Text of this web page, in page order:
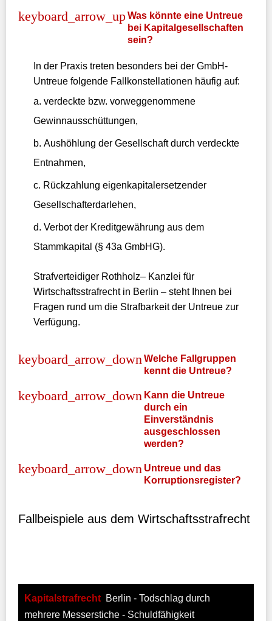
Was könnte eine Untreue
bei Kapitalgesellschaften
sein?
In der Praxis treten besonders bei der GmbH-
Untreue folgende Fallkonstellationen häufig auf:
verdeckte bzw. vorweggenommene
Gewinnausschüttungen,
Aushöhlung der Gesellschaft durch verdeckte
Entnahmen,
Rückzahlung eigenkapitalersetzender
Gesellschafterdarlehen,
Verbot der Kreditgewährung aus dem
Stammkapital (§ 43a GmbHG).
Strafverteidiger Rothholz– Kanzlei für
Wirtschaftsstrafrecht in Berlin – steht Ihnen bei
Fragen rund um die Strafbarkeit der Untreue zur
Verfügung.
Welche Fallgruppen
kennt die Untreue?
Kann die Untreue
durch ein
Einverständnis
ausgeschlossen
werden?
Untreue und das
Korruptionsregister?
Fallbeispiele aus dem Wirtschaftsstrafrecht
Kapitalstrafrecht Berlin - Todschlag durch
mehrere Messerstiche - Schuldfähigkeit